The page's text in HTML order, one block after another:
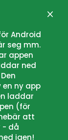
Android
seg mm.
appen
ned
ny app
laddar
(för
att
- då
igen!
Sulje